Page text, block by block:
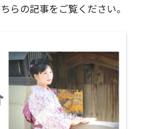
らの記事をご覧ください。